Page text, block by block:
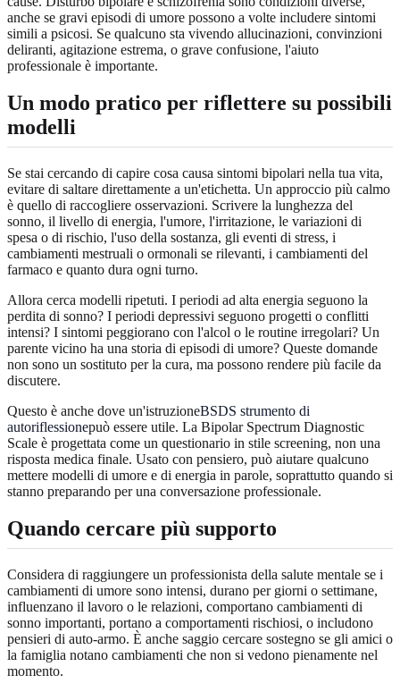
anche se gravi episodi di umore possono a volte includere sintomi
simili a psicosi. Se qualcuno sta vivendo allucinazioni, convinzioni
deliranti, agitazione estrema, o grave confusione, l'aiuto
professionale è importante.
Un modo pratico per riflettere su possibili
modelli
Se stai cercando di capire cosa causa sintomi bipolari nella tua vita,
evitare di saltare direttamente a un'etichetta. Un approccio più calmo
è quello di raccogliere osservazioni. Scrivere la lunghezza del
sonno, il livello di energia, l'umore, l'irritazione, le variazioni di
spesa o di rischio, l'uso della sostanza, gli eventi di stress, i
cambiamenti mestruali o ormonali se rilevanti, i cambiamenti del
farmaco e quanto dura ogni turno.
Allora cerca modelli ripetuti. I periodi ad alta energia seguono la
perdita di sonno? I periodi depressivi seguono progetti o conflitti
intensi? I sintomi peggiorano con l'alcol o le routine irregolari? Un
parente vicino ha una storia di episodi di umore? Queste domande
non sono un sostituto per la cura, ma possono rendere più facile da
discutere.
Questo è anche dove un'istruzioneBSDS strumento di
autoriflessionepuò essere utile. La Bipolar Spectrum Diagnostic
Scale è progettata come un questionario in stile screening, non una
risposta medica finale. Usato con pensiero, può aiutare qualcuno
mettere modelli di umore e di energia in parole, soprattutto quando si
stanno preparando per una conversazione professionale.
Quando cercare più supporto
Considera di raggiungere un professionista della salute mentale se i
cambiamenti di umore sono intensi, durano per giorni o settimane,
influenzano il lavoro o le relazioni, comportano cambiamenti di
sonno importanti, portano a comportamenti rischiosi, o includono
pensieri di auto-armo. È anche saggio cercare sostegno se gli amici o
la famiglia notano cambiamenti che non si vedono pienamente nel
momento.